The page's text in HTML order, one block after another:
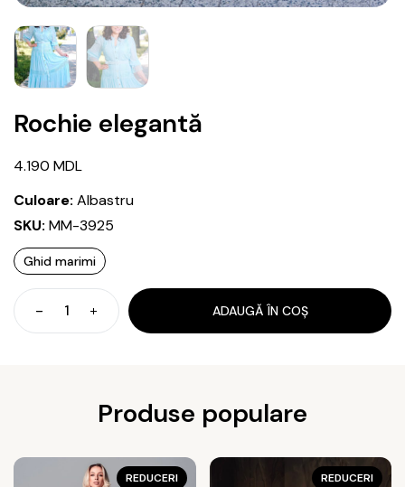
Rochie elegantă
4.190 MDL
Culoare: Albastru
SKU: MM-3925
Ghid marimi
Cantitate
Rochie
ADAUGĂ ÎN COȘ
Produse populare
REDUCERI REDUCERI